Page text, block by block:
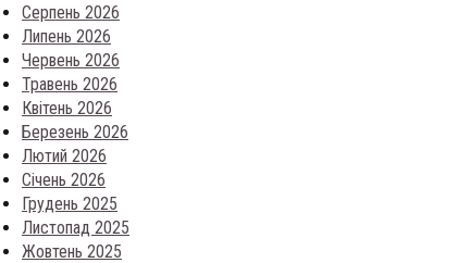
Серпень 2026
Липень 2026
Червень 2026
Травень 2026
Квітень 2026
Березень 2026
Лютий 2026
Січень 2026
Грудень 2025
Листопад 2025
Жовтень 2025